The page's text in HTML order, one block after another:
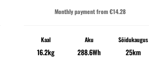
Monthly payment from€14.28
Kaal
16.2kg
Aku
288.6Wh
Sõidukaugus
25km